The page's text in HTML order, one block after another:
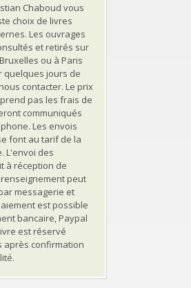
Chaboud vous
choix de livres
Les ouvrages
et retirés sur
ou à Paris
quelques jours de
contacter. Le prix
pas les frais de
communiqués
Les envois
font au tarif de la
L'envoi des
à réception de
peut
messagerie et
est possible
bancaire, Paypal
est réservé
après confirmation